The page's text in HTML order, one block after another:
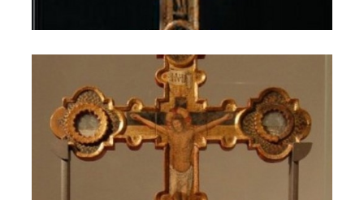
Crocefisso attribuito ad Antonio da Fabriano